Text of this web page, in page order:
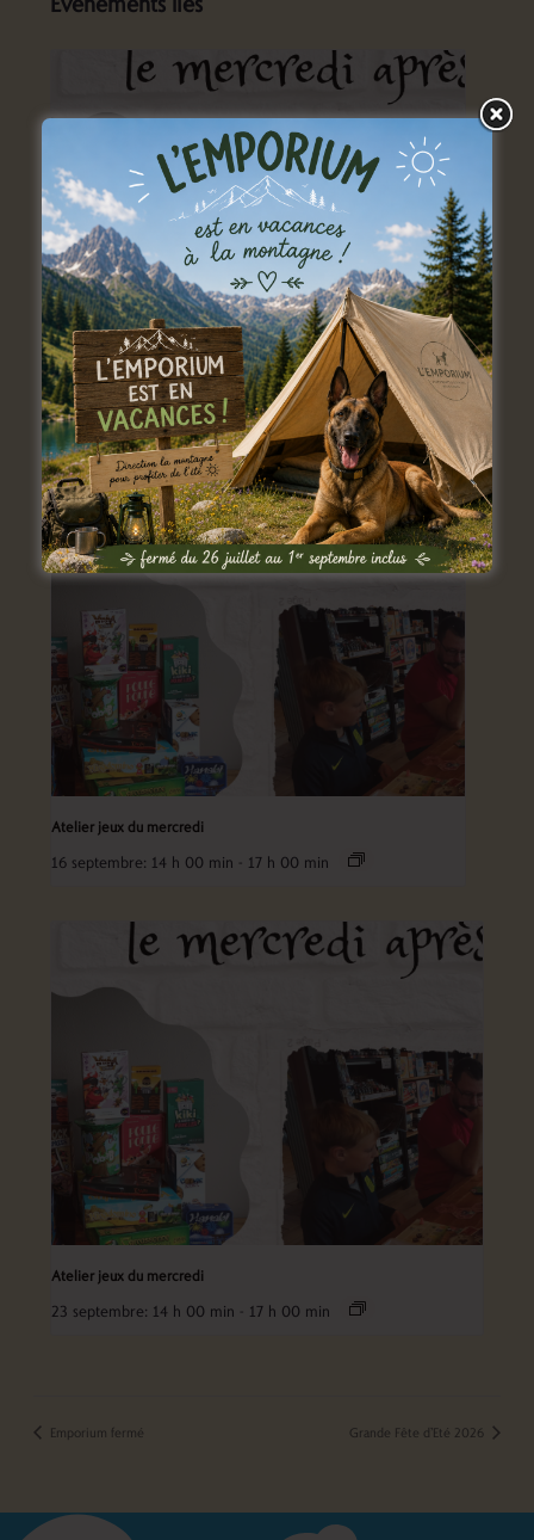
Atelier jeux du mercredi
9 septembre: 14 h 00 min - 17 h 00 min
Atelier jeux du mercredi
16 septembre: 14 h 00 min 17 h 00 min
Atelier jeux du mercredi
23 septembre: 14 h 00 min 17 h 00 min
Emporium fermé Grande Fête d’Eté 2026